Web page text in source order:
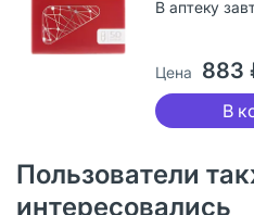
В аптеку
Цена 883
В
Пользователи
интересовались